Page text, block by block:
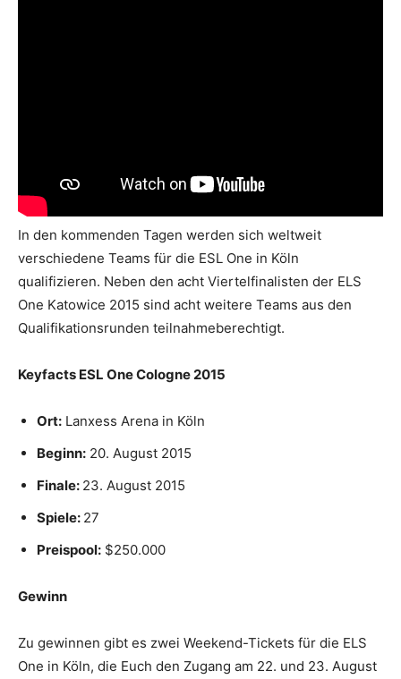
In den kommenden Tagen werden sich weltweit
verschiedene Teams für die ESL One in Köln
qualifizieren. Neben den acht Viertelfinalisten der ELS
One Katowice 2015 sind acht weitere Teams aus den
Qualifikationsrunden teilnahmeberechtigt.
Keyfacts ESL One Cologne 2015
Ort: Lanxess Arena in Köln
Beginn: 20. August 2015
Finale: 23. August 2015
Spiele: 27
Preispool: $250.000
Gewinn
Zu gewinnen gibt es zwei Weekend-Tickets für die ELS
One in Köln, die Euch den Zugang am 22. und 23. August